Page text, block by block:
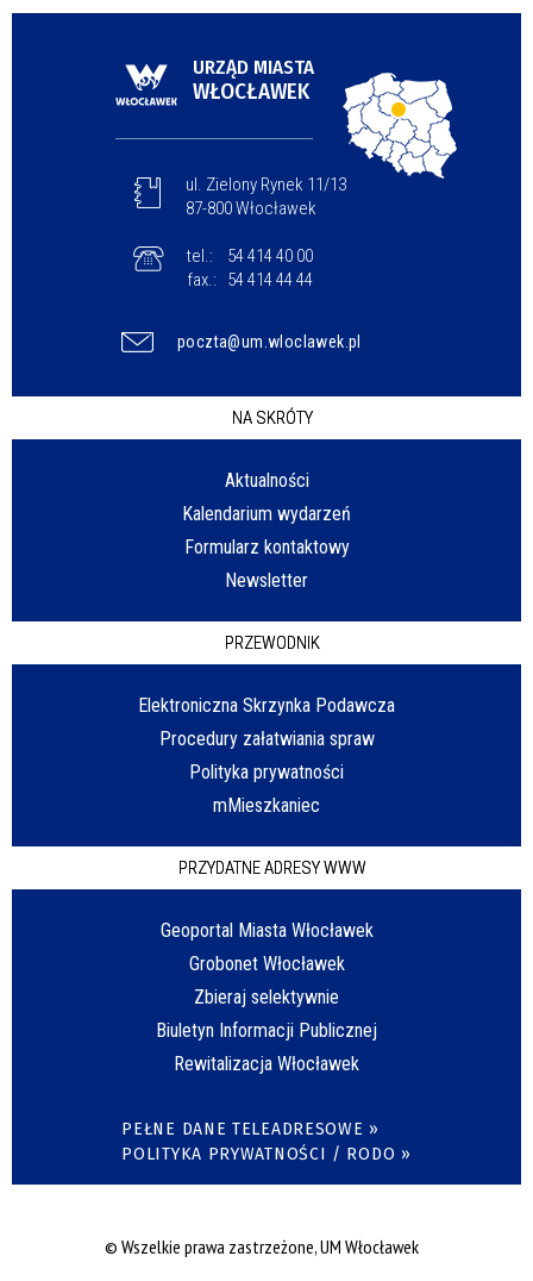
URZĄD MIASTA
WŁOCŁAWEK
ul. Zielony Rynek 11/13
87-800 Włocławek
tel.:
54 414 40 00
fax.:
54 414 44 44
poczta@um.wloclawek.pl
NA SKRÓTY
Aktualności
Kalendarium wydarzeń
Formularz kontaktowy
Newsletter
PRZEWODNIK
Elektroniczna Skrzynka Podawcza
Procedury załatwiania spraw
Polityka prywatności
mMieszkaniec
PRZYDATNE ADRESY WWW
Geoportal Miasta Włocławek
Grobonet Włocławek
Zbieraj selektywnie
Biuletyn Informacji Publicznej
Rewitalizacja Włocławek
PEŁNE DANE TELEADRESOWE »
POLITYKA PRYWATNOŚCI / RODO »
© Wszelkie prawa zastrzeżone, UM Włocławek